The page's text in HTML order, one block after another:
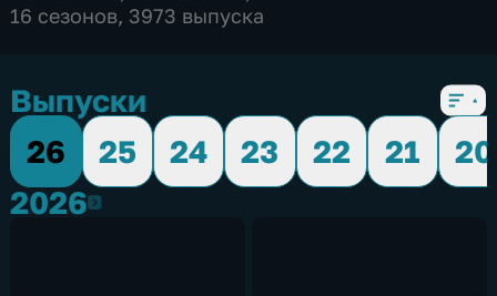
16 сезонов, 3973 выпуска
Выпуски
26
25 24 23 22 21
20
20262026